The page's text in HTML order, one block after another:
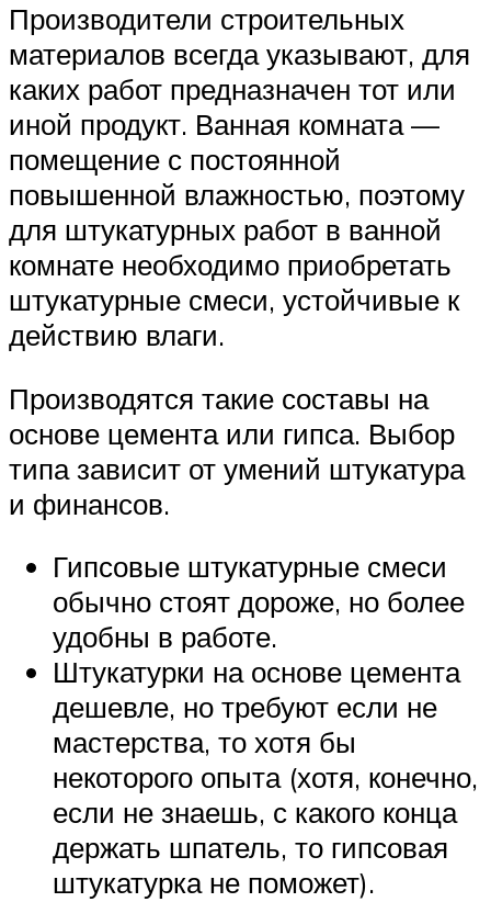
Производители строительных
материалов всегда указывают, для
каких работ предназначен тот или
иной продукт. Ванная комната —
помещение с постоянной
повышенной влажностью, поэтому
для штукатурных работ в ванной
комнате необходимо приобретать
штукатурные смеси, устойчивые к
действию влаги.
Производятся такие составы на
основе цемента или гипса. Выбор
типа зависит от умений штукатура
и финансов.
Гипсовые штукатурные смеси
обычно стоят дороже, но более
удобны в работе.
Штукатурки на основе цемента
дешевле, но требуют если не
мастерства, то хотя бы
некоторого опыта (хотя, конечно,
если не знаешь, с какого конца
держать шпатель, то гипсовая
штукатурка не поможет).